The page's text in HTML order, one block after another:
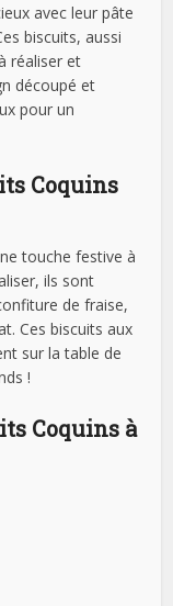
avec leur pâte
biscuits, aussi
réaliser et
découpé et
pour un
Coquins
touche festive à
ils sont
de fraise,
Ces biscuits aux
sur la table de
!
Coquins à